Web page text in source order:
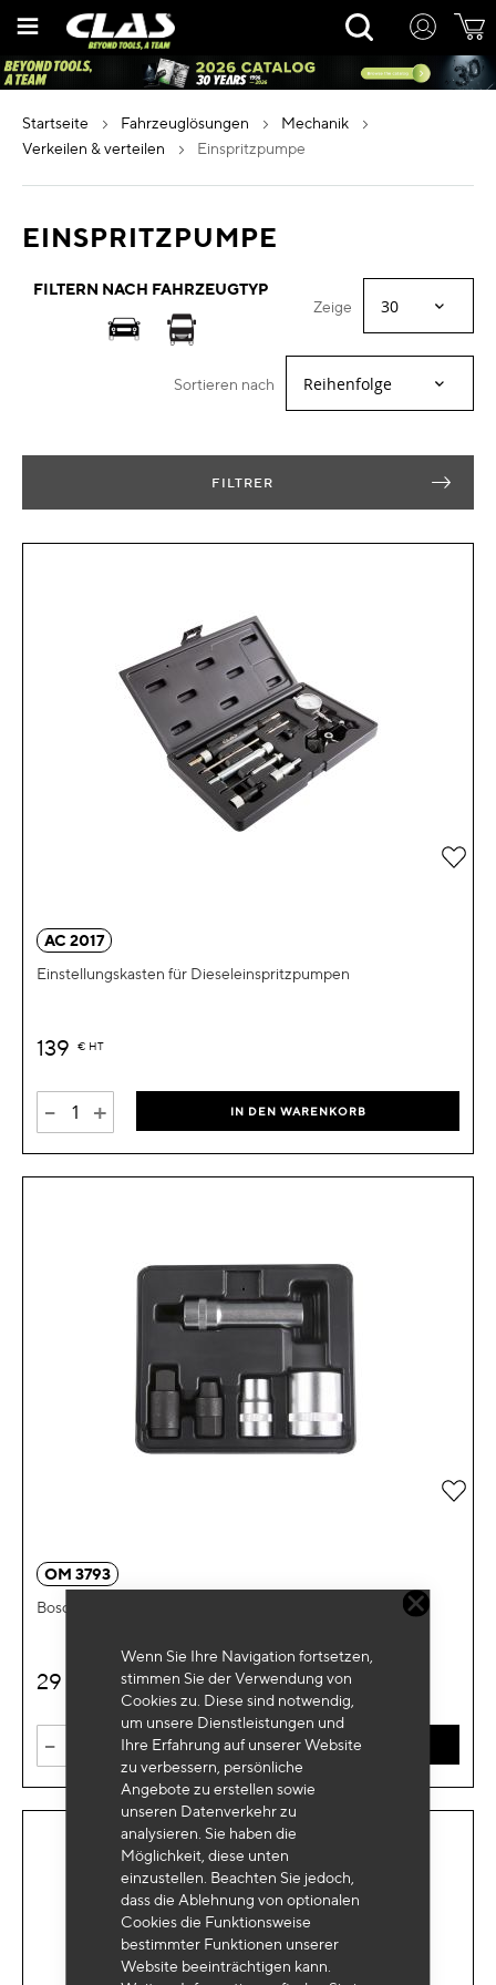
Wenn Sie Ihre Navigation fortsetzen,
stimmen Sie der Verwendung von
Cookies zu. Diese sind notwendig,
um unsere Dienstleistungen und
Ihre Erfahrung auf unserer Website
zu verbessern, persönliche
Angebote zu erstellen sowie
unseren Datenverkehr zu
analysieren. Sie haben die
Möglichkeit, diese unten
einzustellen. Beachten Sie jedoch,
dass die Ablehnung von optionalen
Cookies die Funktionsweise
bestimmter Funktionen unserer
Website beeinträchtigen kann.
Inhalt
Rechercher
startseite fahrzeuglösungen
mechanik
verkeilen & verteilen
einspritzpumpe
EINSPRITZPUMPE
FILTERN NACH FAHRZEUGTYP
Zeige
Sortieren nach
FILTRER
AC 2017
Einstellungskasten für Dieseleinspritzpumpen
139 € HT
- + IN DEN WARENKORB
Zur
OM 3793
Bosch-Steckschlüsselset für Injektionspumpen 5-teilig
29
- IN DEN WARENKORB
Zur